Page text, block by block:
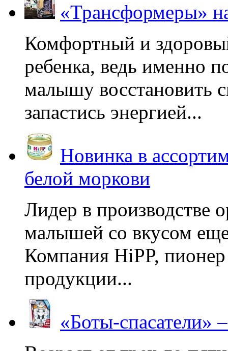
«Трансформеры»
Комфортный и
ребенка, ведь именно
малышу восстановить
запастись энергией...
Новинка в
белой моркови
Лидер в производстве
малышей со вкусом
Компания HiPP, пионер
продукции...
«Боты-спасатели»